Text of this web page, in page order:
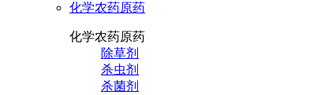
化学农药原药
化学农药原药
除草剂
杀虫剂
杀菌剂